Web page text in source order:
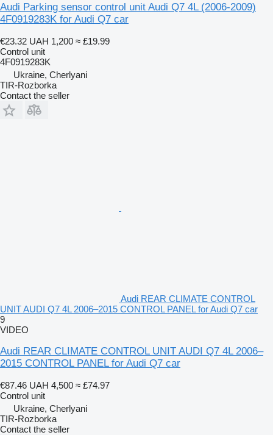
Audi Parking sensor control unit Audi Q7 4L (2006-2009)
4F0919283K for Audi Q7 car
€23.32 UAH 1,200 ≈ £19.99
Control unit
4F0919283K
Ukraine, Cherlyani
TIR-Rozborka
Contact the seller
Audi REAR CLIMATE CONTROL
UNIT AUDI Q7 4L 2006–2015 CONTROL PANEL for Audi Q7 car
9
VIDEO
Audi REAR CLIMATE CONTROL UNIT AUDI Q7 4L 2006–
2015 CONTROL PANEL for Audi Q7 car
€87.46 UAH 4,500 ≈ £74.97
Control unit
Ukraine, Cherlyani
TIR-Rozborka
Contact the seller